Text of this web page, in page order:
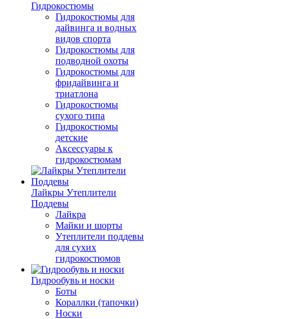
Гидрокостюмы
Гидрокостюмы для
дайвинга и водных
видов спорта
Гидрокостюмы для
подводной охоты
Гидрокостюмы для
фридайвинга и
триатлона
Гидрокостюмы
сухого типа
Гидрокостюмы
детские
Аксессуары к
гидрокостюмам
Лайкры Утеплители
Поддевы
Лайкра
Майки и шорты
Утеплители поддевы
для сухих
гидрокостюмов
Гидрообувь и носки
Боты
Кораллки (тапочки)
Носки